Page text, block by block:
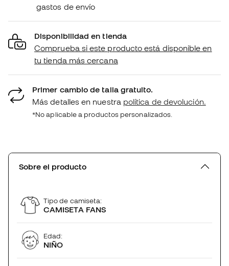
gastos de envío
Disponibilidad en tienda
Comprueba si este producto está disponible en
tu tienda más cercana
Primer cambio de talla gratuito.
Más detalles en nuestra política de devolución.
*No aplicable a productos personalizados.
Sobre el producto
Tipo de camiseta:
CAMISETA FANS
Edad:
NIÑO